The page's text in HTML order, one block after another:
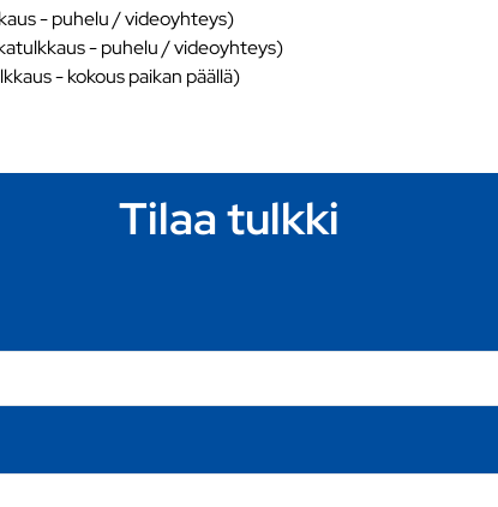
- puhelu / videoyhteys)
- puhelu / videoyhteys)
- kokous paikan päällä)
Tilaa tulkki